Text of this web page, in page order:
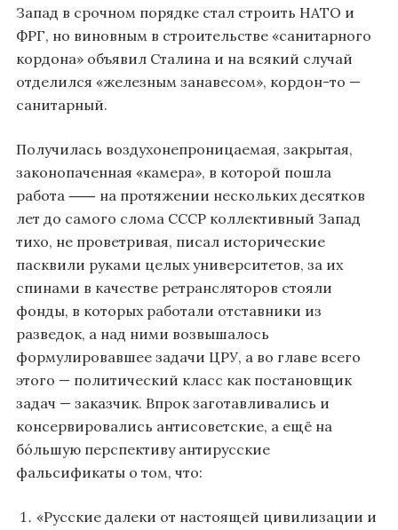
Запад в срочном порядке стал строить НАТО и
ФРГ, но виновным в строительстве «санитарного
кордона» объявил Сталина и на всякий случай
отделился «железным занавесом», кордон-то —
санитарный.
Получилась воздухонепроницаемая, закрытая,
законопаченная «камера», в которой пошла
работа ⸺ на протяжении нескольких десятков
лет до самого слома СССР коллективный Запад
тихо, не проветривая, писал исторические
пасквили руками целых университетов, за их
спинами в качестве ретрансляторов стояли
фонды, в которых работали отставники из
разведок, а над ними возвышалось
формулировавшее задачи ЦРУ, а во главе всего
этого — политический класс как постановщик
задач — заказчик. Впрок заготавливались и
консервировались антисоветские, а ещё на
бо́льшую перспективу антирусские
фальсификаты о том, что:
«Русские далеки от настоящей цивилизации и